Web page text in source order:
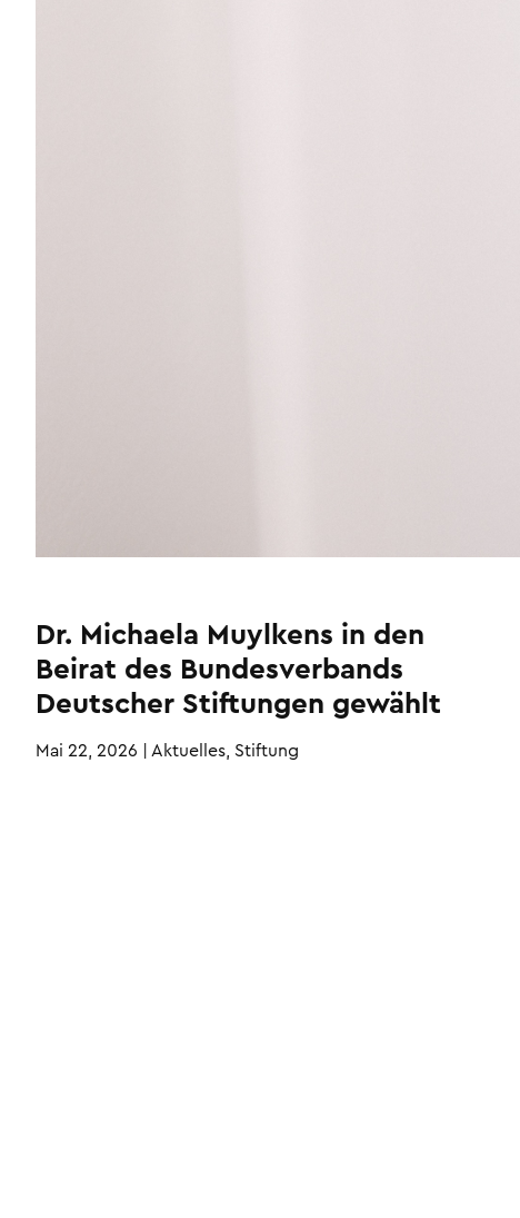
Dr. Michaela Muylkens in den
Beirat des Bundesverbands
Deutscher Stiftungen gewählt
Mai 22, 2026 |Aktuelles, Stiftung